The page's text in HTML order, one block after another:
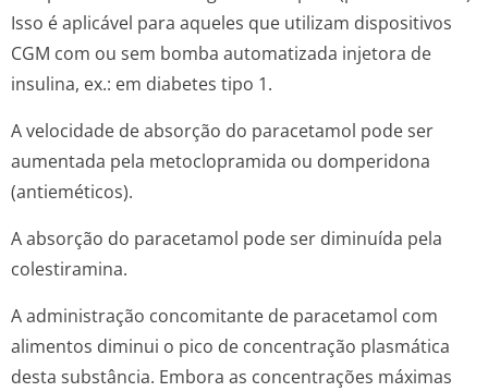
Isso é aplicável para aqueles que utilizam dispositivos
CGM com ou sem bomba automatizada injetora de
insulina, ex.: em diabetes tipo 1.
A velocidade de absorção do paracetamol pode ser
aumentada pela metoclopramida ou domperidona
(antieméticos).
A absorção do paracetamol pode ser diminuída pela
colestiramina.
A administração concomitante de paracetamol com
alimentos diminui o pico de concentração plasmática
desta substância. Embora as concentrações máximas